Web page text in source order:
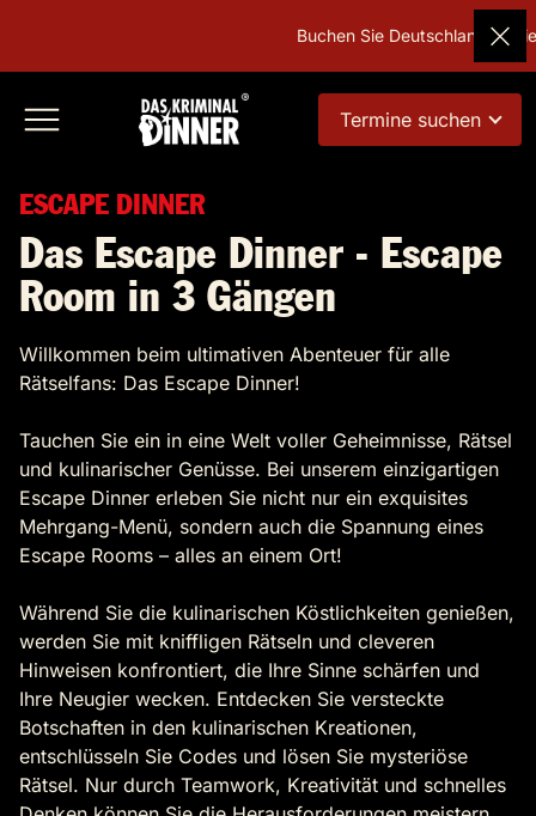
Buchen Sie Deutschlands
Termine suchen
ESCAPE DINNER
Das Escape Dinner - Escape
Room in 3 Gängen
Willkommen beim ultimativen Abenteuer für alle
Rätselfans: Das Escape Dinner!
Tauchen Sie ein in eine Welt voller Geheimnisse, Rätsel
und kulinarischer Genüsse. Bei unserem einzigartigen
Escape Dinner erleben Sie nicht nur ein exquisites
Mehrgang-Menü, sondern auch die Spannung eines
Escape Rooms – alles an einem Ort!
Während Sie die kulinarischen Köstlichkeiten genießen,
werden Sie mit kniffligen Rätseln und cleveren
Hinweisen konfrontiert, die Ihre Sinne schärfen und
Ihre Neugier wecken. Entdecken Sie versteckte
Botschaften in den kulinarischen Kreationen,
entschlüsseln Sie Codes und lösen Sie mysteriöse
Rätsel. Nur durch Teamwork, Kreativität und schnelles